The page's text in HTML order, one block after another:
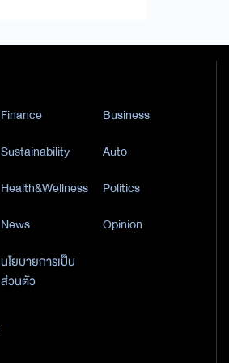
Finance
Business
Sustainability
Auto
Health&Wellness
Politics
News
Opinion
นโยบายการเป็น
ส่วนตัว